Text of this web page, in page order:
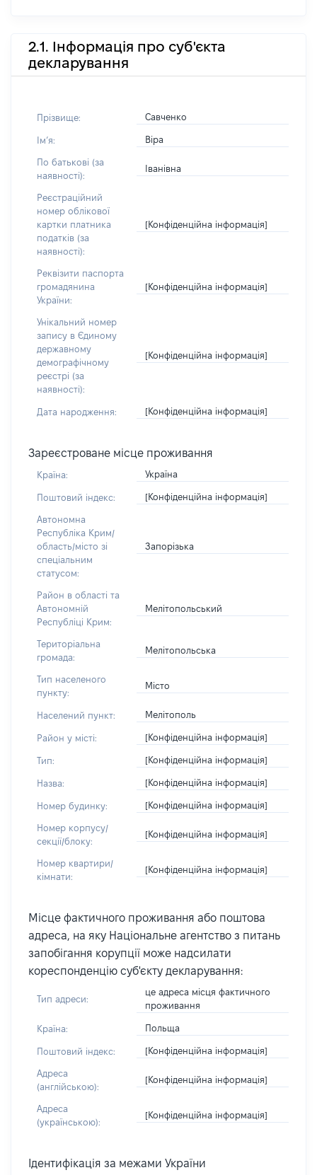
2.1. Інформація про суб'єкта
декларування
Прізвище: Савченко
Імʼя: Віра
По батькові (за
наявності):
Іванівна
Реєстраційний
номер облікової
картки платника
податків (за
наявності):
[Конфіденційна інформація]
Реквізити паспорта
громадянина
України:
[Конфіденційна інформація]
Унікальний номер
запису в Єдиному
державному
демографічному
реєстрі (за
наявності):
[Конфіденційна інформація]
Дата народження: [Конфіденційна інформація]
Зареєстроване місце проживання
Країна: Україна
Поштовий індекс: [Конфіденційна інформація]
Автономна
Республіка Крим/
область/місто зі
спеціальним
статусом:
Запорізька
Район в області та
Автономній
Республіці Крим:
Мелітопольський
Територіальна
громада:
Мелітопольська
Тип населеного
пункту:
Місто
Населений пункт: Мелітополь
Район у місті: [Конфіденційна інформація]
Тип: [Конфіденційна інформація]
Назва: [Конфіденційна інформація]
Номер будинку: [Конфіденційна інформація]
Номер корпусу/
секції/блоку:
[Конфіденційна інформація]
Номер квартири/
кімнати:
[Конфіденційна інформація]
Місце фактичного проживання або поштова
адреса, на яку Національне агентство з питань
запобігання корупції може надсилати
кореспонденцію суб'єкту декларування:
Тип адреси:
це адреса місця фактичного
проживання
Країна: Польща
Поштовий індекс: [Конфіденційна інформація]
Адреса
(англійською):
[Конфіденційна інформація]
Адреса
(українською):
[Конфіденційна інформація]
Ідентифікація за межами України